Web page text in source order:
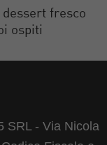
fresco
ospiti
SRL - Via Nicola